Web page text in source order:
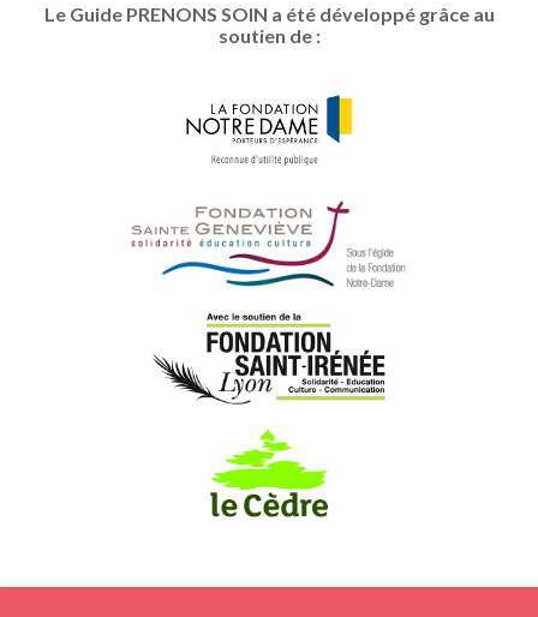
Le Guide PRENONS SOIN a été développé grâce au
soutien de :